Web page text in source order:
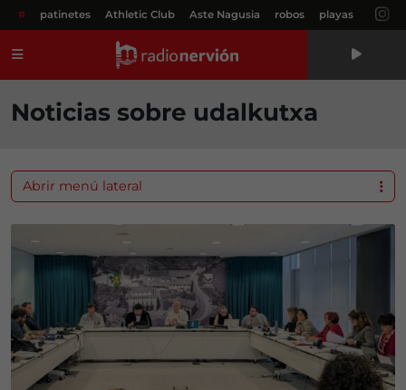
# patinetes Athletic Club Aste Nagusia robos playas
Noticias sobre udalkutxa
Abrir menú lateral